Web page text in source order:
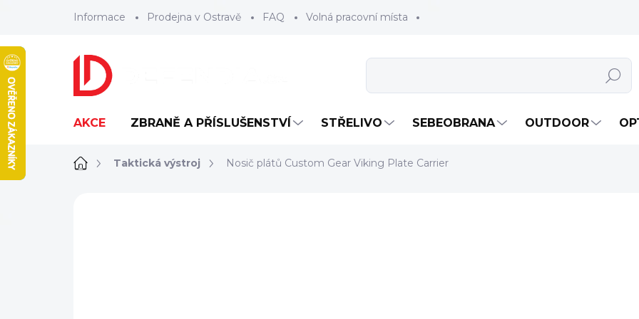
Informace Prodejna v Ostravě FAQ Volná pracovní místa
Hledat
AKCE ZBRANĚ A PŘÍSLUŠENSTVÍ STŘELIVO SEBEOBRANA OUTDOOR
DomůTaktická výstroj Nosič plátů Custom Gear Viking Plate Carrier